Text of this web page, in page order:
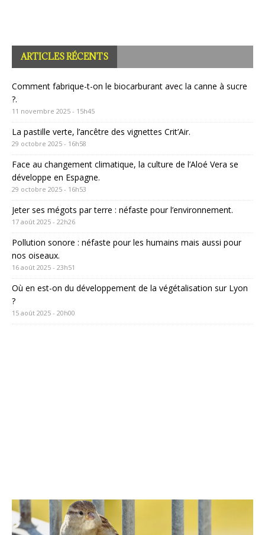
ARTICLES RÉCENTS
Comment fabrique-t-on le biocarburant avec la canne à sucre
?.
11 novembre 2025 - 15h45
La pastille verte, l’ancêtre des vignettes Crit’Air.
29 octobre 2025 - 16h58
Face au changement climatique, la culture de l’Aloé Vera se
développe en Espagne.
29 octobre 2025 - 16h53
Jeter ses mégots par terre : néfaste pour l’environnement.
17 août 2025 - 22h26
Pollution sonore : néfaste pour les humains mais aussi pour
nos oiseaux.
16 août 2025 - 23h51
Où en est-on du développement de la végétalisation sur Lyon
?
15 août 2025 - 20h00